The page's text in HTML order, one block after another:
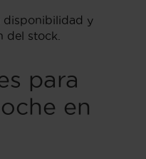
disponibilidad y
del stock.
para
en